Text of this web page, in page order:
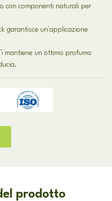
con componenti naturali per
garantisce un'applicazione
mantiene un ottimo profumo
prodotto